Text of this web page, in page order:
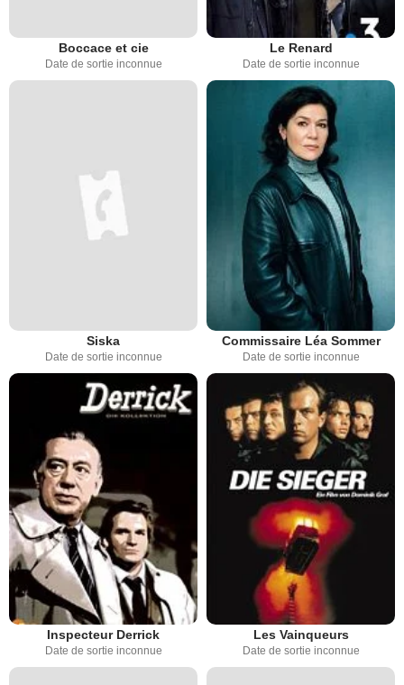
Boccace et cie
Date de sortie inconnue
Le Renard
Date de sortie inconnue
Siska
Date de sortie inconnue
Commissaire Léa Sommer
Date de sortie inconnue
Inspecteur Derrick
Date de sortie inconnue
Les Vainqueurs
Date de sortie inconnue